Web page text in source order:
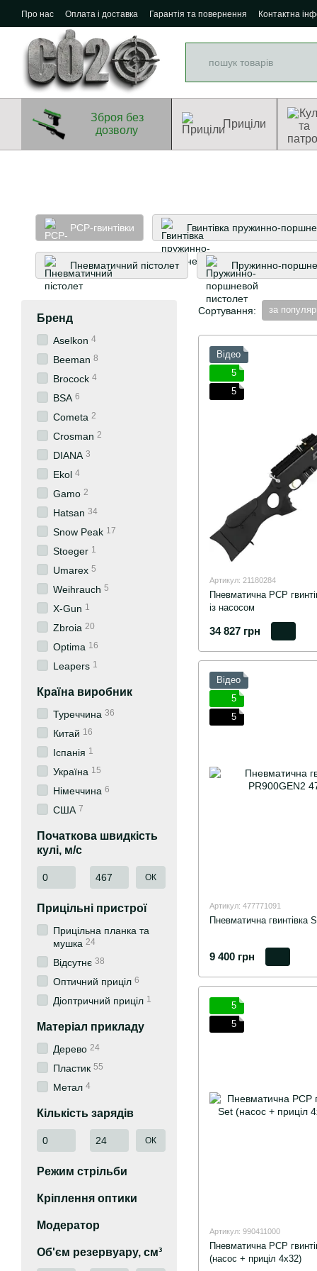
Перейти до основного контенту
Про нас Оплата і доставка Гарантія та повернення Контактна
Зброя без
дозволу
Приціли
PCP-гвинтівки Гвинтівка пружинно-
Пневматичний пістолет Пружинно-
Сортування: за
Відео
5
5
Артикул: 21180284
Пневматична PCP
із насосом
34 827 грн
Відео
5
5
Артикул: 477771091
Пневматична гвинтівка
9 400 грн
5
5
Артикул: 990411000
Пневматична PCP
(насос + приціл 4х32)
Бренд
Aselkon 4
Beeman 8
Brocock 4
BSA 6
Cometa 2
Crosman 2
DIANA 3
Ekol 4
Gamo 2
Hatsan 34
Snow Peak 17
Stoeger 1
Umarex 5
Weihrauch 5
X-Gun 1
Zbroia 20
Optima 16
Leapers 1
Країна виробник
Туреччина 36
Китай 16
Іспанія 1
Україна 15
Німеччина 6
США 7
Початкова швидкість
кулі, м/с
Від Початкова швидкість кулі, м/с
До Початкова швидкість кулі, м/с
ОК
Прицільні пристрої
Прицільна планка та
мушка 24
Відсутнє 38
Оптичний приціл 6
Діоптричний приціл 1
Матеріал прикладу
Дерево 24
Пластик 55
Метал 4
Кількість зарядів
Від Кількість зарядів
До Кількість зарядів ОК
Режим стрільби
Кріплення оптики
Модератор
Об'єм резервуару, см³